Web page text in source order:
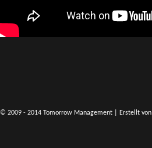
© 2009 - 2014 Tomorrow Management | Erstellt von